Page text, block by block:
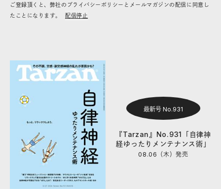
ご登録頂くと、弊社のプライバシーポリシーとメールマガジンの配信に同意し
たことになります。
配信停止
最新号 No.931
『Tarzan』No.931「自律神
経ゆったりメンテナンス術」
08.06（木）発売